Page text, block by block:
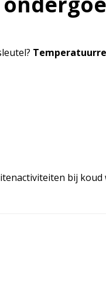
bij koud